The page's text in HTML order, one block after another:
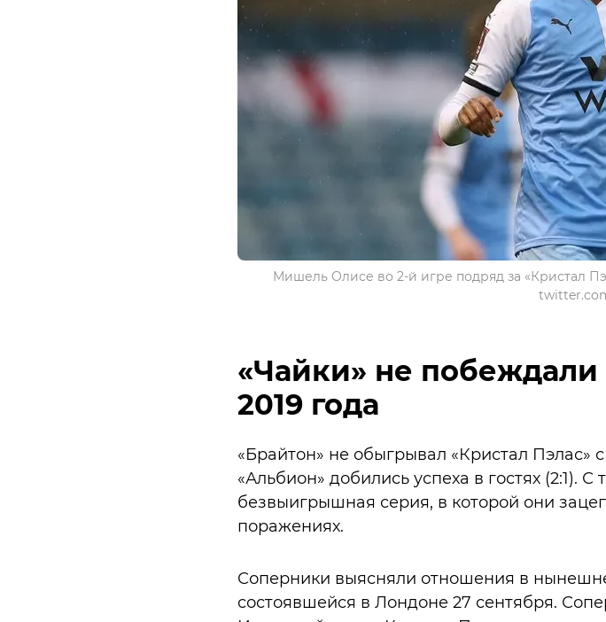
Мишель Олисе во 2-й игре подряд за «Кристал
«Чайки» не побеждали
2019 года
«Брайтон» не обыгрывал «Кристал Пэлас»
«Альбион» добились успеха в гостях (2:1). С
безвыигрышная серия, в которой они
поражениях.
Соперники выясняли отношения в
состоявшейся в Лондоне 27 сентября.